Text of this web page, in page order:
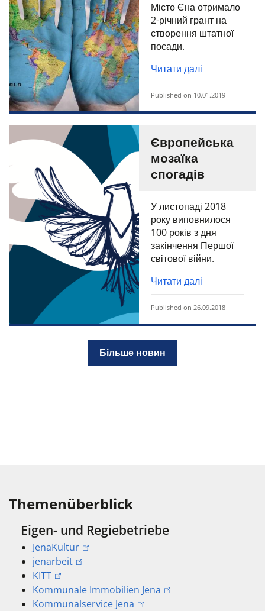
Місто Єна отримало
2-річний грант на
створення штатної
посади.
Читати далі
Published on 10.01.2019
Європейська
мозаїка
спогадів
У листопаді 2018
року виповнилося
100 років з дня
закінчення Першої
світової війни.
Читати далі
Published on 26.09.2018
Більше новин
Themenüberblick
Eigen- und Regiebetriebe
JenaKultur
jenarbeit
KITT
Kommunale Immobilien Jena
Kommunalservice Jena